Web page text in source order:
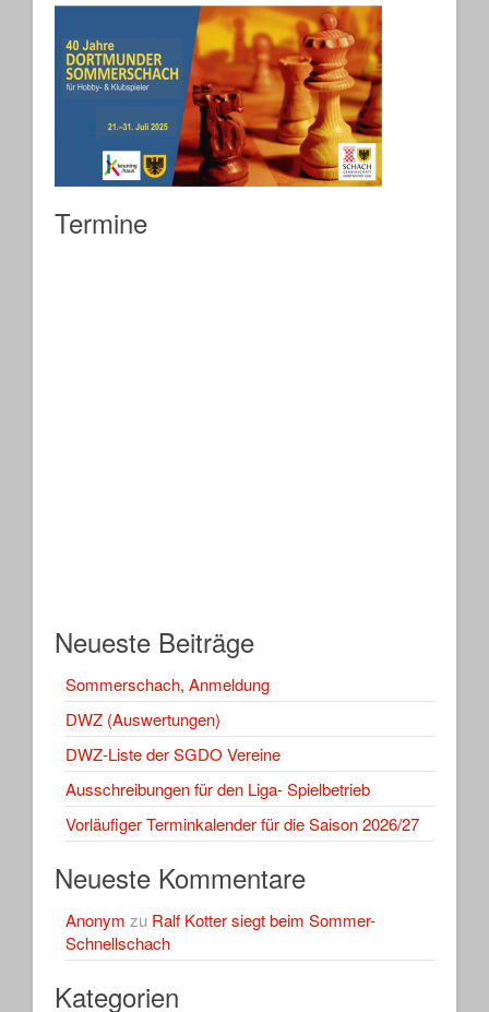
Termine
Neueste Beiträge
Sommerschach, Anmeldung
DWZ (Auswertungen)
DWZ-Liste der SGDO Vereine
Ausschreibungen für den Liga- Spielbetrieb
Vorläufiger Terminkalender für die Saison 2026/27
Neueste Kommentare
Anonym zu Ralf Kotter siegt beim Sommer-
Schnellschach
Kategorien